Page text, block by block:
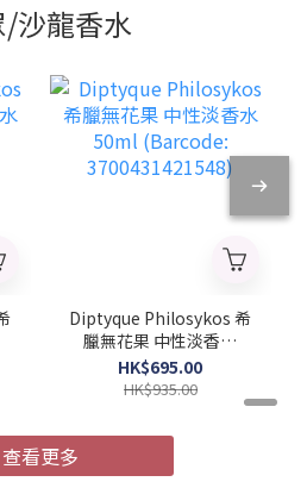
沙龍香水
Diptyque Philosykos 希
臘無花果 中性淡香水
50ml (Barcode:
3700431421548)
HK$695.00
HK$935.00
查看更多